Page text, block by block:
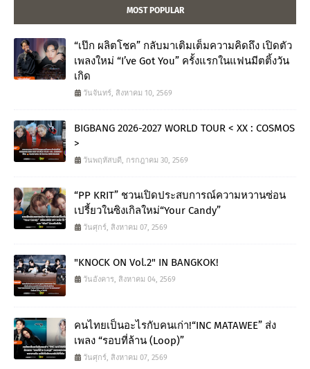
MOST POPULAR
“เป๊ก ผลิตโชค” กลับมาเติมเต็มความคิดถึง เปิดตัว
เพลงใหม่ “I’ve Got You” ครั้งแรกในแฟนมีตติ้งวัน
เกิด
วันจันทร์, สิงหาคม 10, 2569
BIGBANG 2026-2027 WORLD TOUR < XX : COSMOS
>
วันพฤหัสบดี, กรกฎาคม 30, 2569
“PP KRIT” ชวนเปิดประสบการณ์ความหวานซ่อน
เปรี้ยวในซิงเกิลใหม่“Your Candy”
วันศุกร์, สิงหาคม 07, 2569
"KNOCK ON Vol.2" IN BANGKOK!
วันอังคาร, สิงหาคม 04, 2569
คนไทยเป็นอะไรกับคนเก่า!“INC MATAWEE” ส่ง
เพลง “รอบที่ล้าน (Loop)”
วันศุกร์, สิงหาคม 07, 2569